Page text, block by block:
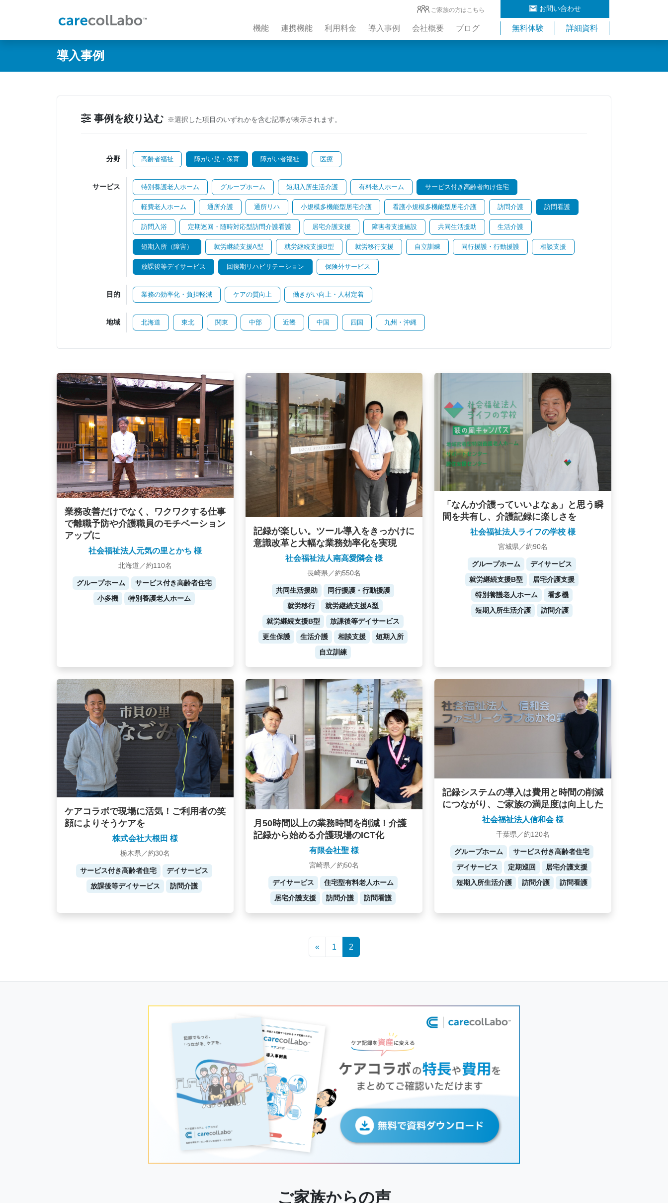
お問い合わせ
ご家族の方はこちら
機能 連携機能 利用料金 導入事例 会社概要 ブログ 無料体験 詳細資料
導入事例
事例を絞り込む ※選択した項目のいずれかを含む記事が表示されます。
分野 高齢者福祉 障がい児・保育 障がい者福祉 医療
サービス 特別養護老人ホーム グループホーム 短期入所生活介護 有料老人ホーム サービス付き高齢者向け住宅
軽費老人ホーム 通所介護 通所リハ 小規模多機能型居宅介護 看護小規模多機能型居宅介護 訪問介護 訪問看護
訪問入浴 定期巡回・随時対応型訪問介護看護 居宅介護支援 障害者支援施設 共同生活援助 生活介護
短期入所（障害） 就労継続支援A型 就労継続支援B型 就労移行支援 自立訓練 同行援護・行動援護 相談支援
放課後等デイサービス 回復期リハビリテーション 保険外サービス
目的 業務の効率化・負担軽減 ケアの質向上 働きがい向上・人材定着
地域 北海道 東北 関東 中部 近畿 中国 四国 九州・沖縄
業務改善だけでなく、ワクワクする仕事
で離職予防や介護職員のモチベーション
アップに
社会福祉法人元気の里とかち 様
北海道／約110名
グループホーム
サービス付き高齢者住宅
小多機
特別養護老人ホーム
記録が楽しい。ツール導入をきっかけに
意識改革と大幅な業務効率化を実現
社会福祉法人南高愛隣会 様
長崎県／約550名
共同生活援助
同行援護・行動援護
就労移行
就労継続支援A型
就労継続支援B型
放課後等デイサービス
更生保護
生活介護 相談支援
短期入所
自立訓練
「なんか介護っていいよなぁ」と思う瞬
間を共有し、介護記録に楽しさを
社会福祉法人ライフの学校 様
宮城県／約90名
グループホーム
デイサービス
就労継続支援B型
居宅介護支援
特別養護老人ホーム
看多機
短期入所生活介護
訪問介護
ケアコラボで現場に活気！ご利用者の笑
顔によりそうケアを
株式会社大根田 様
栃木県／約30名
サービス付き高齢者住宅
デイサービス
放課後等デイサービス
訪問介護
月50時間以上の業務時間を削減！介護
記録から始める介護現場のICT化
有限会社聖 様
宮崎県／約50名
デイサービス
住宅型有料老人ホーム
居宅介護支援
訪問介護 訪問看護
記録システムの導入は費用と時間の削減
につながり、ご家族の満足度は向上した
社会福祉法人信和会 様
千葉県／約120名
グループホーム
サービス付き高齢者住宅
デイサービス
定期巡回
居宅介護支援
短期入所生活介護
訪問介護 訪問看護
« 1 2
ご家族からの声